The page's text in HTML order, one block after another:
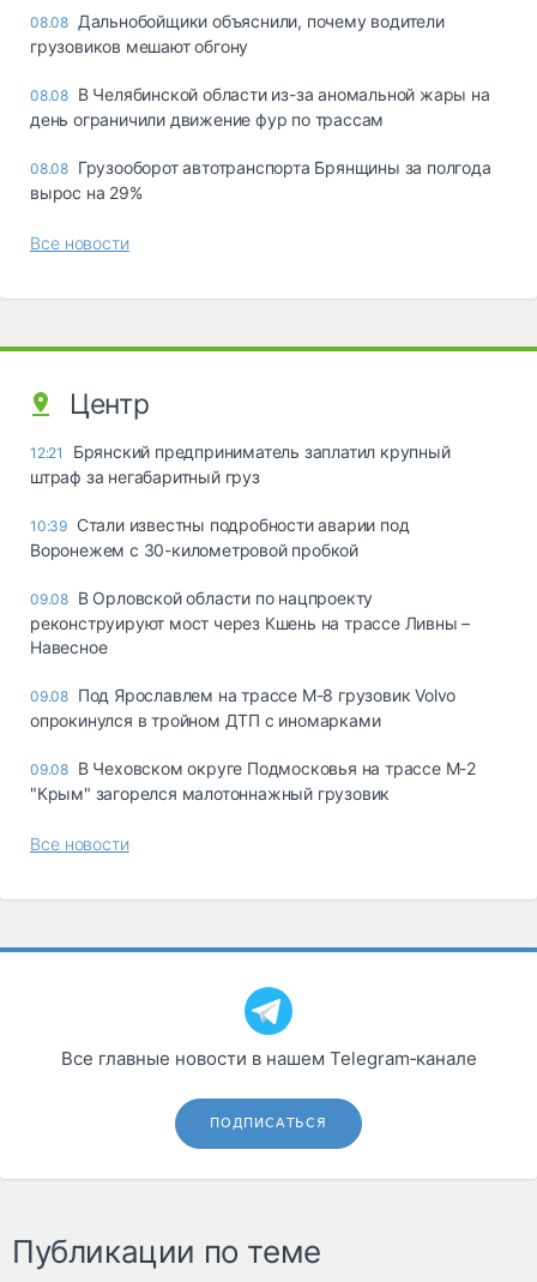
08.08 Дальнобойщики объяснили, почему водители
грузовиков мешают обгону
08.08 В Челябинской области из-за аномальной жары на
день ограничили движение фур по трассам
08.08 Грузооборот автотранспорта Брянщины за полгода
вырос на 29%
Все новости
Центр
12:21
Брянский предприниматель заплатил крупный
штраф за негабаритный груз
10:39 Стали известны подробности аварии под
Воронежем с 30-километровой пробкой
09.08 В Орловской области по нацпроекту
реконструируют мост через Кшень на трассе Ливны –
Навесное
09.08 Под Ярославлем на трассе М-8 грузовик Volvo
опрокинулся в тройном ДТП с иномарками
09.08 В Чеховском округе Подмосковья на трассе М-2
"Крым" загорелся малотоннажный грузовик
Все новости
Все главные новости в нашем Telegram‑канале
ПОДПИСАТЬСЯ
Публикации по теме